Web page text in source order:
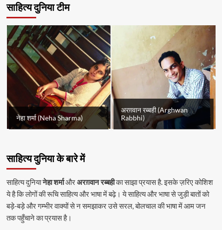
साहित्य दुनिया टीम
नेहा शर्मा (Neha Sharma)
अरग़वान रब्बही (Arghwan
Rabbhi)
साहित्य दुनिया के बारे में
साहित्य दुनियानेहा शर्माऔरअरग़वान रब्बहीका साझा प्रयास है. इसके ज़रिए कोशिश
ये है कि लोगों की रूचि साहित्य और भाषा में बढ़े। ये साहित्य और भाषा से जुड़ी बातों को
बड़े-बड़े और गम्भीर वाक्यों से न समझाकर उसे सरल, बोलचाल की भाषा में आम जन
तक पहुँचाने का प्रयास है।